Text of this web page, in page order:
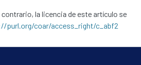
la licencia de este artículo se
purl.org/coar/access_right/c_abf2